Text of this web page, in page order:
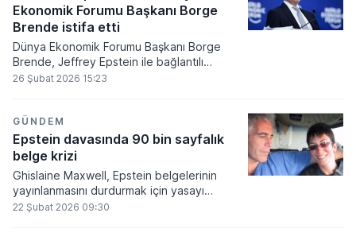
uzun süreli bir iletişim trafiği yaşandığı
görüldü.
Ekonomik Forumu Başkanı Borge
Brende istifa etti
Dünya Ekonomik Forumu Başkanı Borge
Brende, Jeffrey Epstein ile bağlantılı
olduğu yönündeki iddiaların ardından
26 Şubat 2026 15:23
GÜNDEM
Epstein davasında 90 bin sayfalık
belge krizi
Ghislaine Maxwell, Epstein belgelerinin
yayınlanmasını durdurmak için yasayı
anayasaya aykırı ilan etti
22 Şubat 2026 09:30